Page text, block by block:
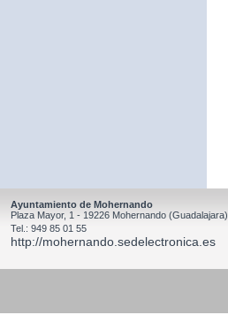
Ayuntamiento de Mohernando
Plaza Mayor, 1 - 19226 Mohernando (Guadalajara)
Tel.: 949 85 01 55
http://mohernando.sedelectronica.es